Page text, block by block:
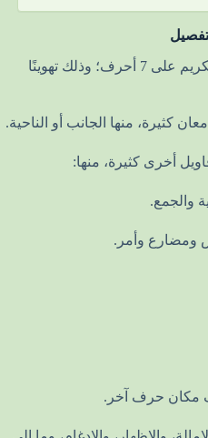
أنزل الله سبحانه وتعالى، القرآن الكريم على 7 أحرف؛ وذلك تهوينًا
كثيرة، منها الجانب أو الناحية.
أخرى كثيرة، منها:
والجمع.
ومضارع وأمر.
مكان حرف آخر.